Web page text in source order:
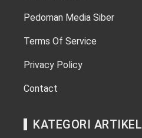
Pedoman Media Siber
Terms Of Service
Privacy Policy
Contact
KATEGORI ARTIKEL